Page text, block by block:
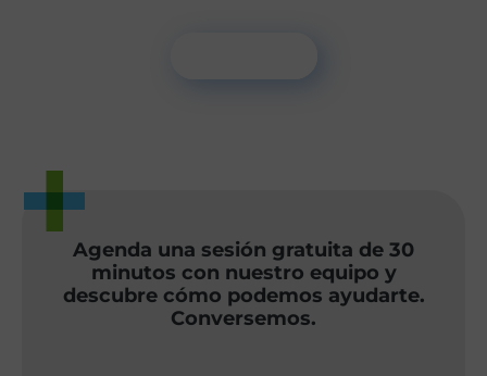
NEXOS+1 NEWS
Agenda una sesión gratuita de 30
minutos con nuestro equipo y
descubre cómo podemos ayudarte.
Conversemos.